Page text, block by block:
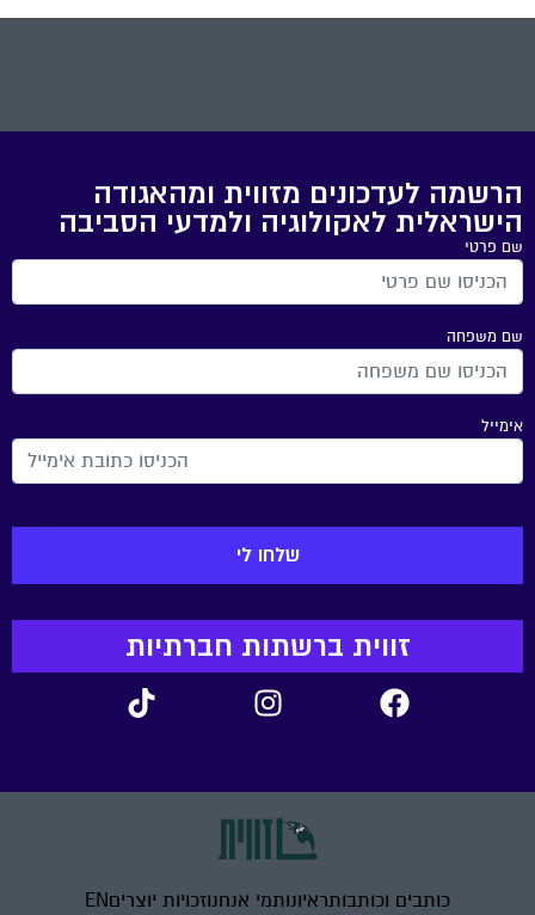
הרשמה לעדכונים מזווית ומהאגודה
הישראלית לאקולוגיה ולמדעי הסביבה
שם פרטי
שם משפחה
אימייל
זווית ברשתות חברתיות
כותבים וכותבותראיונותמי אנחנוזכויות יוצריםEN